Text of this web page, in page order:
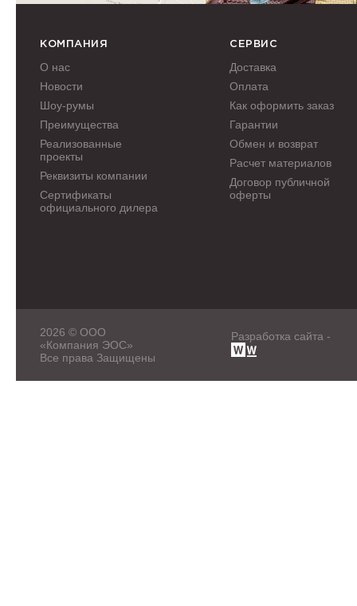
КОМПАНИЯ
О нас
Новости
Шоу-румы
Преимущества
Реализованные
проекты
Реквизиты компании
Сертификаты
официального дилера
СЕРВИС
Доставка
Оплата
Как оформить заказ
Гарантии
Обмен и возврат
Расчет материалов
Договор публичной
оферты
2026 © ООО
«Компания ЭОС»
Все права Защищены
Разработка сайта -